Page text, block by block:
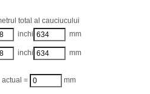
total al cauciucului
inchi mm
inchi mm
= mm